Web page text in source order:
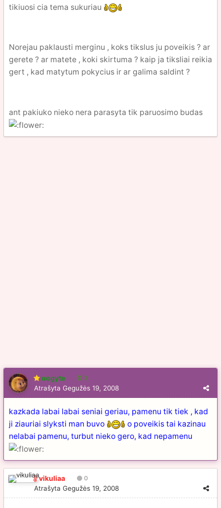
tikiuosi cia tema sukuriau
Norejau paklausti merginu , koks tikslus ju poveikis ? ar
gerete ? ar matete , koki skirtuma ? kaip ja tiksliai reikia
gert , kad matytum pokycius ir ar galima saldint ?
ant pakiuko nieko nera parasyta tik paruosimo budas
uogyte 3
Atrašyta Gegužės 19, 2008
kazkada labai labai seniai geriau, pamenu tik tiek , kad
ji ziauriai slyksti man buvo
o poveikis tai kazinau
nelabai pamenu, turbut nieko gero, kad nepamenu
vikuliaa 0
Atrašyta Gegužės 19, 2008